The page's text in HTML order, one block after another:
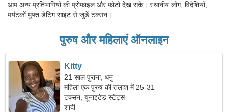
आप अन्य प्रतिभागियों की प्रोफ़ाइल और फ़ोटो देख सकें। स्थानीय लोग, विदेशियों,
पर्यटकों मुफ्त डेटिंग साइट से जुड़ें टक्सन।
पुरुष और महिलाएं ऑनलाइन
Kitty
21 साल पुराना, धनु
महिला एक पुरुष की तलाश में 25-31
टक्सन, यूनाइटेड स्टेट्स
शादी